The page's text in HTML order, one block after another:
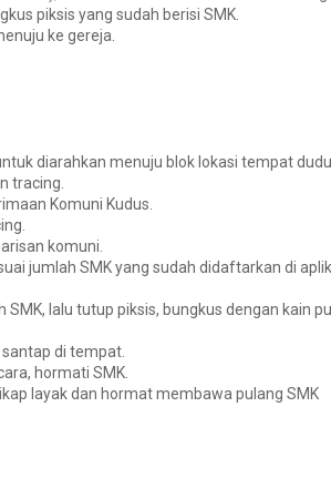
piksis yang sudah berisi SMK.
ke gereja.
diarahkan menuju blok lokasi tempat
tracing.
Komuni Kudus
komuni.
jumlah SMKyang sudah didaftarkan di
SMK, lalu tutup piksis, bungkus dengan kain
di tempat.
hormati SMK
layak dan hormat membawa pulang SMK